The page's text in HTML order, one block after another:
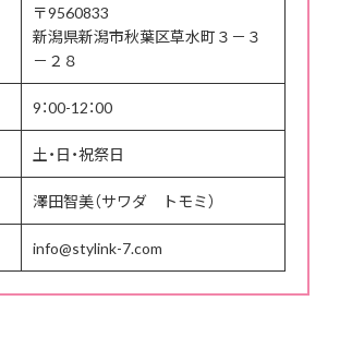
〒9560833
新潟県新潟市秋葉区草水町３－３
－２８
9：00-12：00
土・日・祝祭日
澤田智美（サワダ トモミ）
info@stylink-7.com